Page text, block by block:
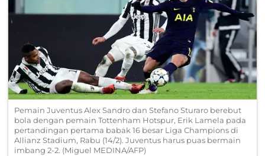
Pemain Juventus Alex Sandro dan Stefano Sturaro berebut
bola dengan pemain Tottenham Hotspur, Erik Lamela pada
pertandingan pertama babak 16 besar Liga Champions di
Allianz Stadium, Rabu (14/2). Juventus harus puas bermain
imbang 2-2. (Miguel MEDINA/AFP)